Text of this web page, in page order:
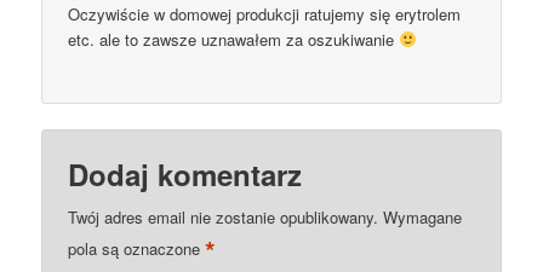
Oczywiście w domowej produkcji ratujemy się erytrolem
etc. ale to zawsze uznawałem za oszukiwanie
Dodaj komentarz
Twój adres email nie zostanie opublikowany. Wymagane
pola są oznaczone*